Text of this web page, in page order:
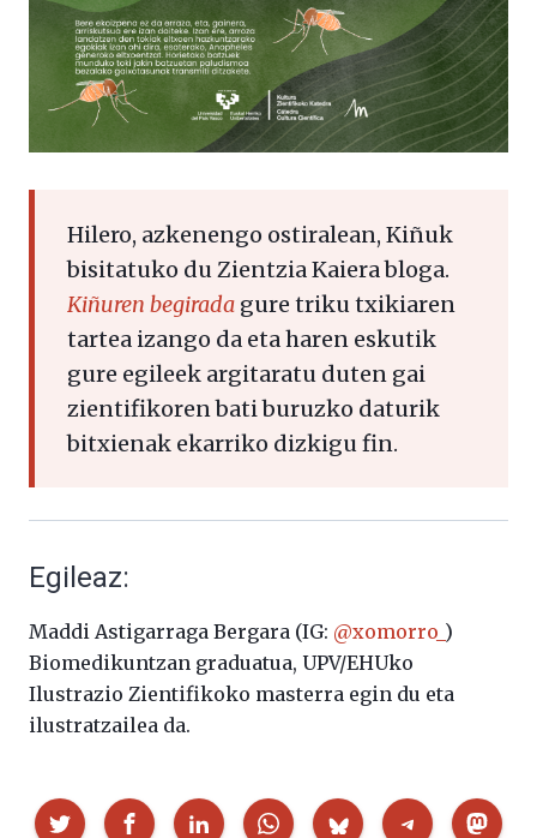
Hilero, azkenengo ostiralean, Kiñuk
bisitatuko du Zientzia Kaiera bloga.
Kiñuren begirada gure triku txikiaren
tartea izango da eta haren eskutik
gure egileek argitaratu duten gai
zientifikoren bati buruzko daturik
bitxienak ekarriko dizkigu fin.
Egileaz:
Maddi Astigarraga Bergara (IG: @xomorro_ )
Biomedikuntzan graduatua, UPV/EHUko
Ilustrazio Zientifikoko masterra egin du eta
ilustratzailea da.
Partekatu